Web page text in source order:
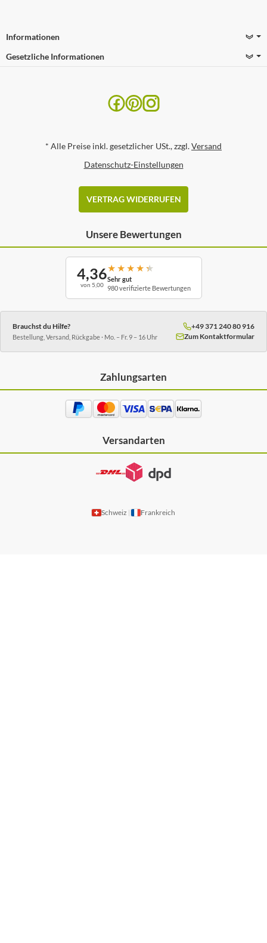
Informationen
Gesetzliche Informationen
* Alle Preise inkl. gesetzlicher USt., zzgl.Versand
Datenschutz-Einstellungen
VERTRAG WIDERRUFEN
Unsere Bewertungen
4,36
von 5,00
★ ★ ★ ★ ★
Sehr gut
980 verifizierte Bewertungen
Brauchst du Hilfe?
Bestellung, Versand, Rückgabe · Mo. – Fr. 9 – 16 Uhr
+49 371 240 80 916
Zum Kontaktformular
Zahlungsarten
Versandarten
Schweiz Frankreich